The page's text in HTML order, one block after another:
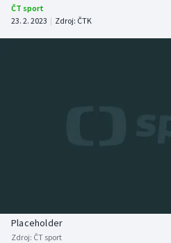
Atletika
Biatlon
Aplikace ČT sport
ČT sport
23. 2. 2023 | Zdroj: ČTK
Placeholder
Zdroj: ČT sport